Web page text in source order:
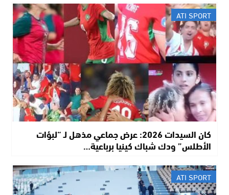
ATI SPORT
كان السيدات 2026: عرض جماعي مذهل لـ “لبؤات
الأطلس” ودك شباك كينيا برباعية…
ATI SPORT